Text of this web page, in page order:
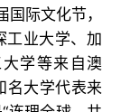
际文化节，
工业大学、加
学等来自澳
名大学代表来